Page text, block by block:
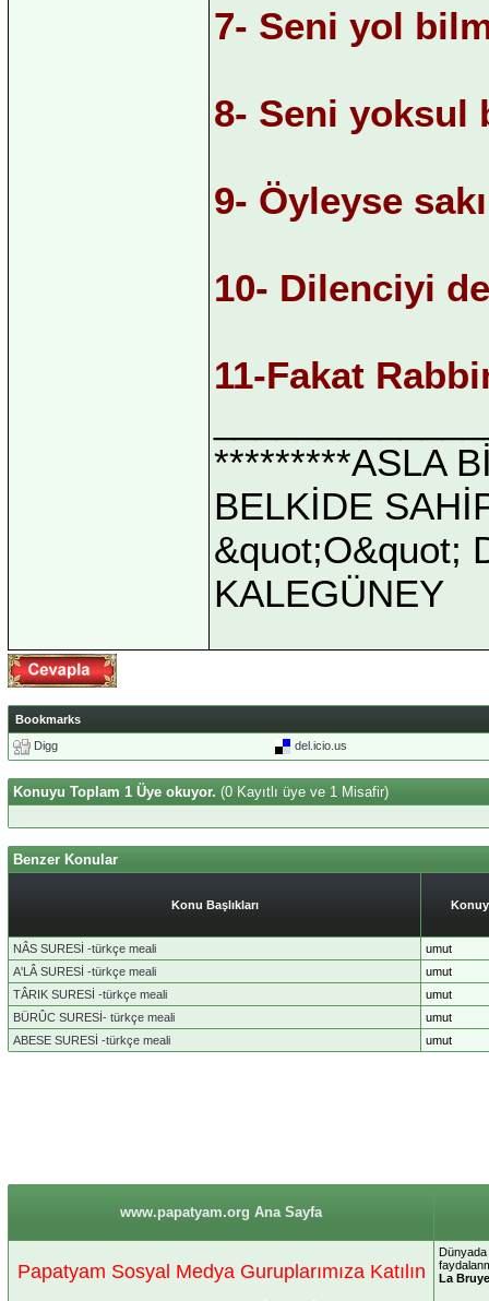
7- Seni yol
8- Seni yoksul
9- Öyleyse
10- Dilenciyi
11-Fakat
*********ASLA
BELKİDE
&quot;O&quot;
KALEGÜNEY
Bookmarks
Digg
del.icio.us
Konuyu Toplam 1 Üye okuyor. (0 Kayıtlı üye ve 1 Misafir)
Benzer Konular
Konu Başlıkları
NÂS SURESİ -türkçe meali
umut
A'LÂ SURESİ -türkçe meali
umut
TÂRIK SURESİ -türkçe meali
umut
BÜRÛC SURESİ- türkçe meali
umut
ABESE SURESİ -türkçe meali
umut
www.papatyam.org Ana Sayfa
Papatyam Sosyal Medya Guruplarımıza Katılın
Dünyada
La